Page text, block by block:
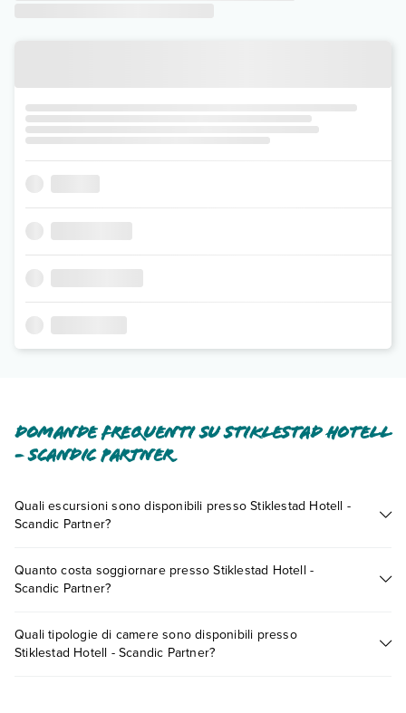
Domande frequenti su Stiklestad Hotell
- Scandic Partner
Quali escursioni sono disponibili presso Stiklestad Hotell -
Scandic Partner?
presso Stiklestad Hotell - Scandic Partner. Scoprile tutte nella
sezione dedicata
Quanto costa soggiornare presso Stiklestad Hotell -
Scandic Partner?
in base a vari fattori (per es. date, condizioni dell'hotel, ecc).
Per consultare i prezzi, compila il motore di ricerca e scegli
Quali tipologie di camere sono disponibili presso
Stiklestad Hotell - Scandic Partner?